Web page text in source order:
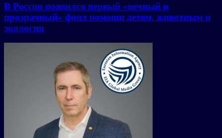
В России появился первый «вечный и
прозрачный» фонд помощи детям, животным и
экологии